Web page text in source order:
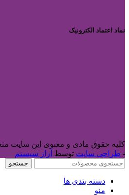
نماد اعتماد الکترونیک
کلیه حقوق مادی و معنوی این سایت
- طراحی سایت توسط آراز سیستم
جستجو
دسته بندی ها
منو